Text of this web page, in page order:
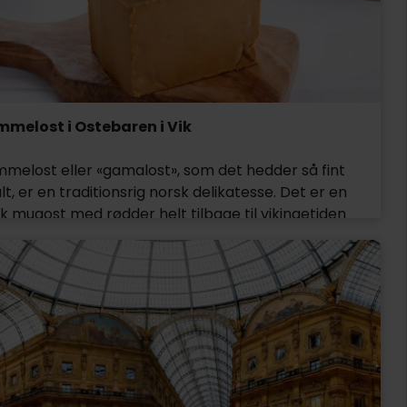
i Ostebaren i Vik
eller «gamalost», som det hedder så fint
er en traditionsrig norsk delikatesse. Det er en
mugost med rødder helt tilbage til vikingetiden
serveres gerne på fladbrød med smør og tyttebær.
magre ost indeholder kun 1% fedt og 50% protein,
ostebaren i Vik kan I smage på gammelosten og
om dens historie og hvordan den bliver